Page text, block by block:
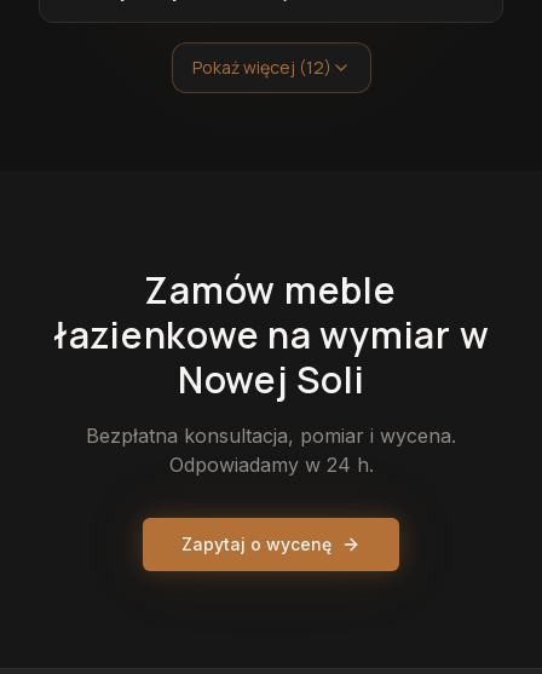
Pokaż więcej (12)
Zamów meble
łazienkowe na wymiar w
Nowej Soli
Bezpłatna konsultacja, pomiar i wycena.
Odpowiadamy w 24 h.
Zapytaj o wycenę